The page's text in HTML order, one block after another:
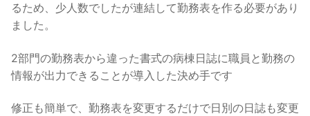
るため、少人数でしたが連結して勤務表を作る必要があり
ました。
2部門の勤務表から違った書式の病棟日誌に職員と勤務の
情報が出力できることが導入した決め手です
修正も簡単で、勤務表を変更するだけで日別の日誌も変更